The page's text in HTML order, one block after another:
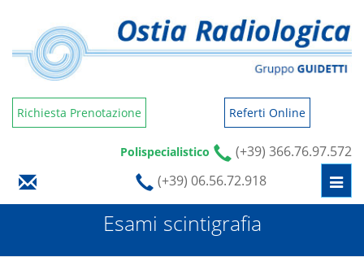
Richiesta Prenotazione Referti Online
Polispecialistico
(+39) 366.76.97.572
(+39) 06.56.72.918
Esami scintigrafia